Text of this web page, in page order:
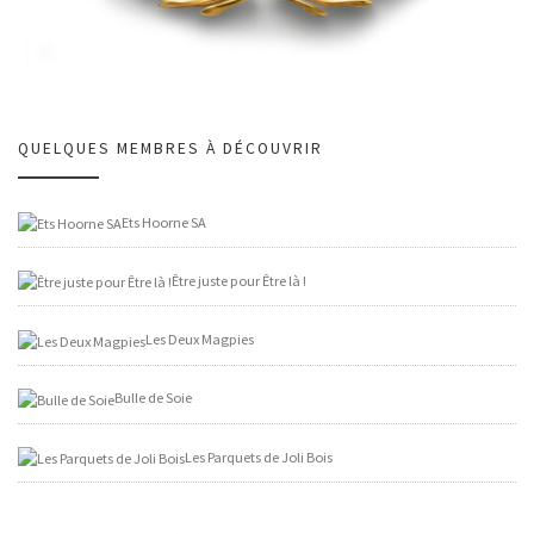
QUELQUES MEMBRES À DÉCOUVRIR
Ets Hoorne SA
Être juste pour Être là !
Les Deux Magpies
Bulle de Soie
Les Parquets de Joli Bois